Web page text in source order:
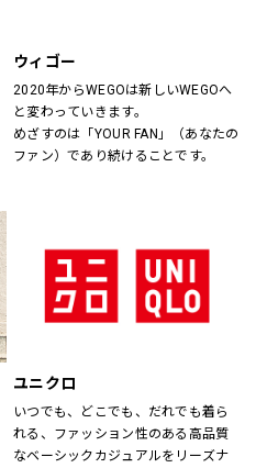
ウィゴー
2020年からWEGOは新しいWEGOへ
と変わっていきます。
めざすのは「YOUR FAN」（あなたの
ファン）であり続けることです。
ユニクロ
いつでも、どこでも、だれでも着ら
れる、ファッション性のある高品質
なベーシックカジュアルをリーズナ